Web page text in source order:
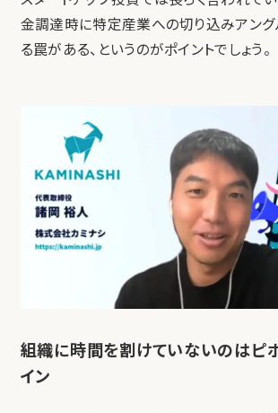
金調達時に特定産業への切り込みアング
る罠がある、というのがポイントでしょう。
組織に時間を割けていないのはピ
イン